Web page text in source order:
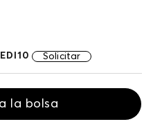
Solicitar
la bolsa